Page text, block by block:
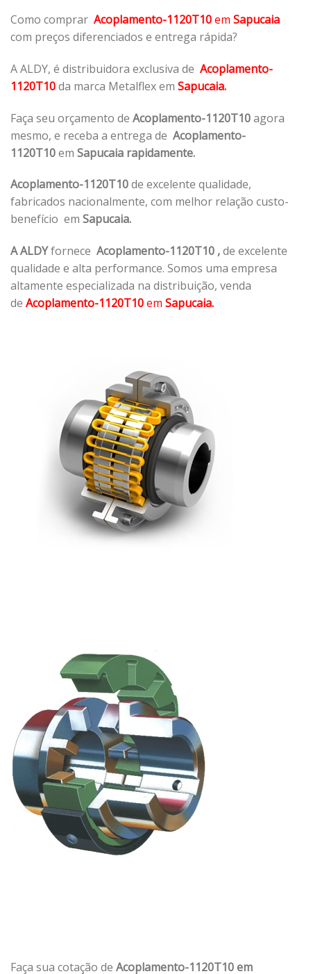
Como comprar Acoplamento-1120T10em Sapucaia
com preços diferenciados e entrega rápida?
A ALDY, é distribuidora exclusiva de Acoplamento-
1120T10da marca Metalflex em Sapucaia.
Faça seu orçamento de Acoplamento-1120T10agora
mesmo, e receba a entrega de Acoplamento-
1120T10em Sapucaia rapidamente.
Acoplamento-1120T10de excelente qualidade,
fabricados nacionalmente, com melhor relação custo-
benefício em Sapucaia.
A ALDYfornece Acoplamento-1120T10 ,de excelente
qualidade e alta performance. Somos uma empresa
altamente especializada na distribuição, venda
de Acoplamento-1120T10em Sapucaia.
Faça sua cotação de Acoplamento-1120T10 em